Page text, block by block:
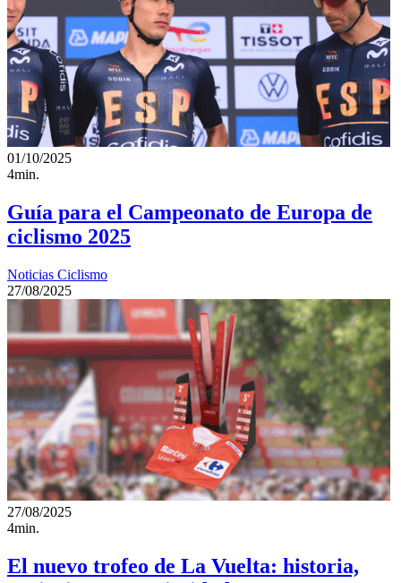
01/10/2025
4min.
Guía para el Campeonato de Europa de
ciclismo 2025
Noticias Ciclismo
27/08/2025
27/08/2025
4min.
El nuevo trofeo de La Vuelta: historia,